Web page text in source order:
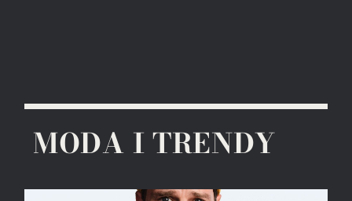
MODA I TRENDY